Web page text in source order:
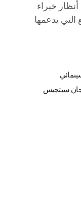
خبراء
التي يدعمها
سيتجيس